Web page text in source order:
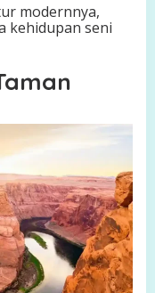
modernnya,
kehidupan seni